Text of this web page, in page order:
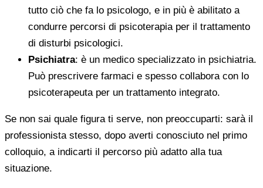
tutto ciò che fa lo psicologo, e in più è abilitato a
condurre percorsi di psicoterapia per il trattamento
di disturbi psicologici.
Psichiatra: è un medico specializzato in psichiatria.
Può prescrivere farmaci e spesso collabora con lo
psicoterapeuta per un trattamento integrato.
Se non sai quale figura ti serve, non preoccuparti: sarà il
professionista stesso, dopo averti conosciuto nel primo
colloquio, a indicarti il percorso più adatto alla tua
situazione.